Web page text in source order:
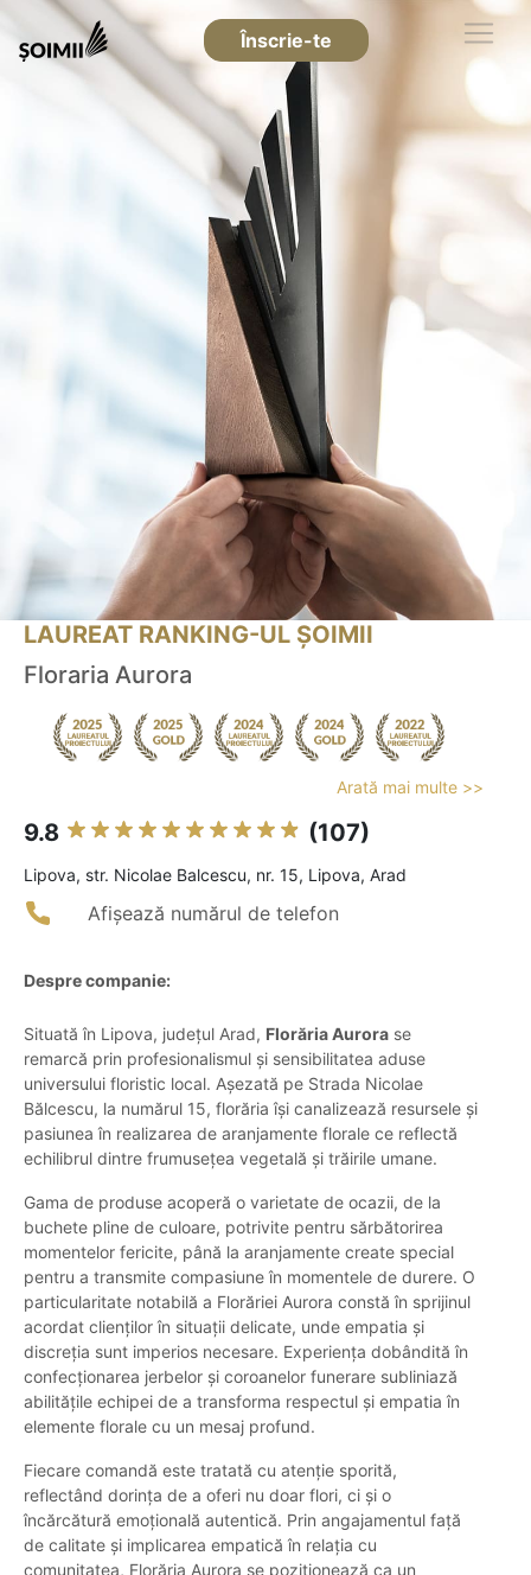
Înscrie-te
LAUREAT RANKING-UL ȘOIMII
Floraria Aurora
Arată mai multe >>
9.8 (107)
Lipova, str. Nicolae Balcescu, nr. 15, Lipova, Arad
Afișează numărul de telefon
Despre companie:
Situată în Lipova, județul Arad, Florăria Aurora se
remarcă prin profesionalismul și sensibilitatea aduse
universului floristic local. Așezată pe Strada Nicolae
Bălcescu, la numărul 15, florăria își canalizează resursele și
pasiunea în realizarea de aranjamente florale ce reflectă
echilibrul dintre frumusețea vegetală și trăirile umane.
Gama de produse acoperă o varietate de ocazii, de la
buchete pline de culoare, potrivite pentru sărbătorirea
momentelor fericite, până la aranjamente create special
pentru a transmite compasiune în momentele de durere. O
particularitate notabilă a Florăriei Aurora constă în sprijinul
acordat clienților în situații delicate, unde empatia și
discreția sunt imperios necesare. Experiența dobândită în
confecționarea jerbelor și coroanelor funerare subliniază
abilitățile echipei de a transforma respectul și empatia în
elemente florale cu un mesaj profund.
Fiecare comandă este tratată cu atenție sporită,
reflectând dorința de a oferi nu doar flori, ci și o
încărcătură emoțională autentică. Prin angajamentul față
de calitate și implicarea empatică în relația cu
comunitatea, Florăria Aurora se poziționează ca un